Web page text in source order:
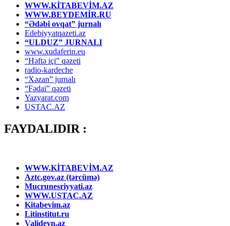
WWW.KİTABEVİM.AZ
WWW.BEYDEMİR.RU
“Ədəbi ovqat” jurnalı
Edebiyyatqazeti.az
“ULDUZ” JURNALI
www.xudaferin.eu
“Həftə içi” qəzeti
radio-kardeche
“Xəzan” jurnalı
“Fədai” qəzeti
Yazyarat.com
USTAC.AZ
FAYDALIDIR :
WWW.KİTABEVİM.AZ
Aztc.gov.az (tərcümə)
Mucrunesriyyati.az
WWW.USTAC.AZ
Kitabevim.az
Litinstitut.ru
Valideyn.az